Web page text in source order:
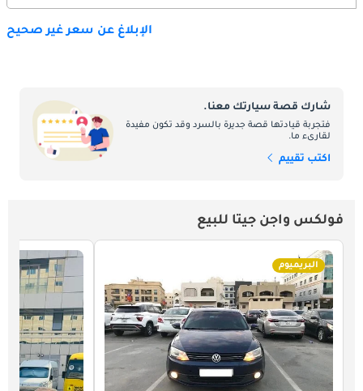
الإبلاغ عن سعر غير صحيح
شارك قصة سيارتك معنا.
فتجربة قيادتها قصة جديرة بالسرد وقد تكون مفيدة
لقارىء ما.
اكتب تقييم
فولكس واجن جيتا للبيع
البريميوم